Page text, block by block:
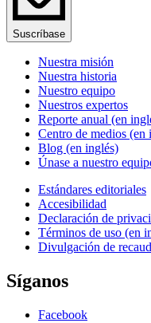
Suscríbase
Nuestra misión
Nuestra historia
Nuestro equipo
Nuestros expertos
Reporte anual (en
Centro de medios (en
Blog (en inglés)
Únase a nuestro
Estándares editoriales
Accesibilidad
Declaración de
Términos de uso (en
Divulgación de
Síganos
Facebook